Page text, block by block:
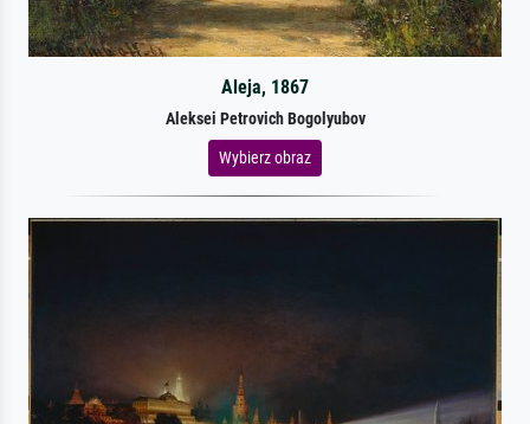
Aleja, 1867
Aleksei Petrovich Bogolyubov
Wybierz obraz